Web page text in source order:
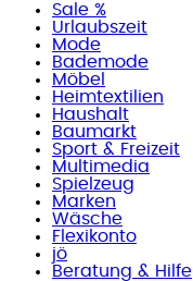
Sale %
Urlaubszeit
Mode
Bademode
Möbel
Heimtextilien
Haushalt
Baumarkt
Sport & Freizeit
Multimedia
Spielzeug
Marken
Wäsche
Flexikonto
jö
Beratung & Hilfe